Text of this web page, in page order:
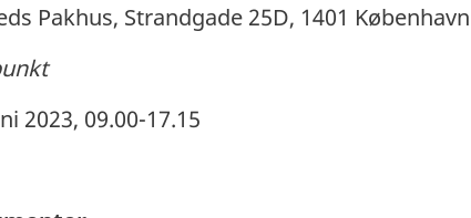
Pakhus, Strandgade 25D, 1401 København
2023, 09.00-17.15